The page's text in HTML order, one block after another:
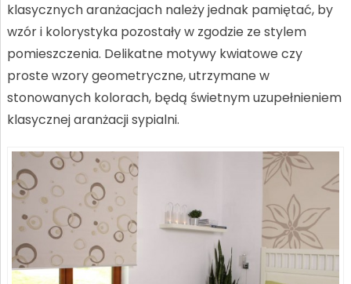
klasycznych aranżacjach należy jednak pamiętać, by
wzór i kolorystyka pozostały w zgodzie ze stylem
pomieszczenia. Delikatne motywy kwiatowe czy
proste wzory geometryczne, utrzymane w
stonowanych kolorach, będą świetnym uzupełnieniem
klasycznej aranżacji sypialni.